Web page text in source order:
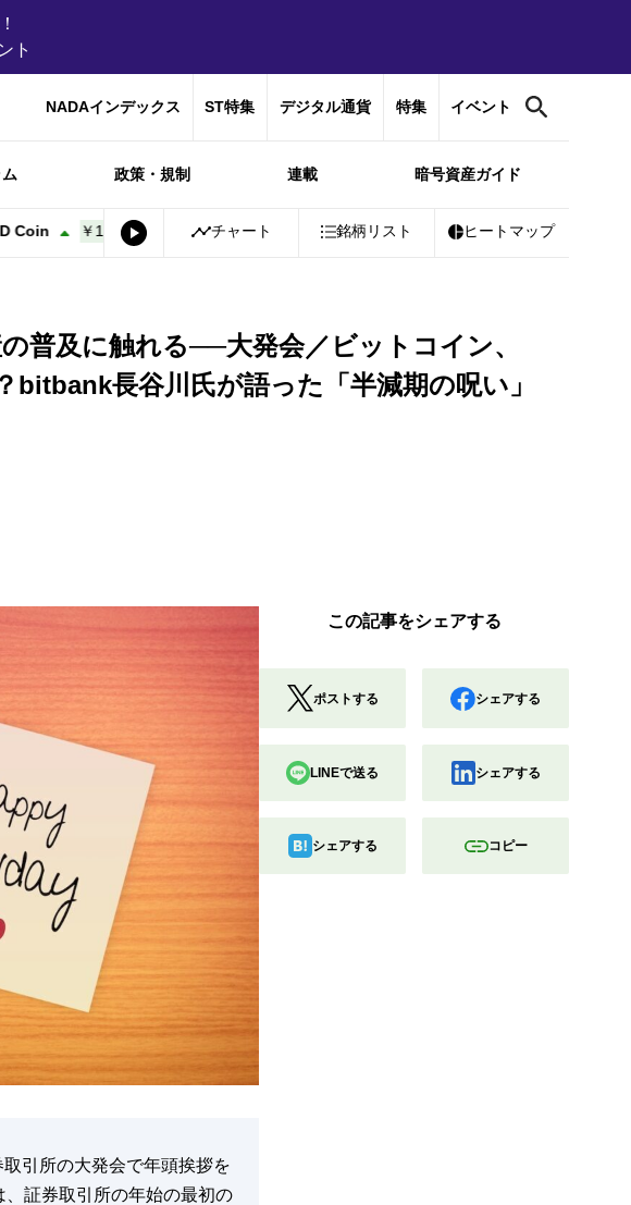
ト
NADAインデックス ST特集 デジタル通貨 特集 イベント
政策・規制 連載 暗号資産ガイド
￥159.95+0.01% Bitcoin ￥10,367,456-0.24% Ethereum ￥306,685
チャート 銘柄リスト ヒートマップ
普及に触れる──大発会／ビットコイン、
長谷川氏が語った「半減期の呪い」
引所の大発会で年頭挨拶を
証券取引所の年始の最初の
この記事をシェアする
ポストする シェアする
LINEで送る シェアする
シェアする コピー